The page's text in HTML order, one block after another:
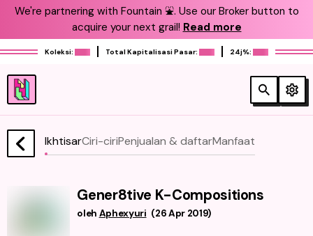
We're partnering with Fountain ⛲️. Use our Broker button to
acquire your next grail! Read more
Koleksi: Total Kapitalisasi Pasar: 24j%:
IkhtisarCiri-ciriPenjualan & daftarManfaat
Gener8tive K-Compositions
oleh Aphexyuri (26 Apr 2019)